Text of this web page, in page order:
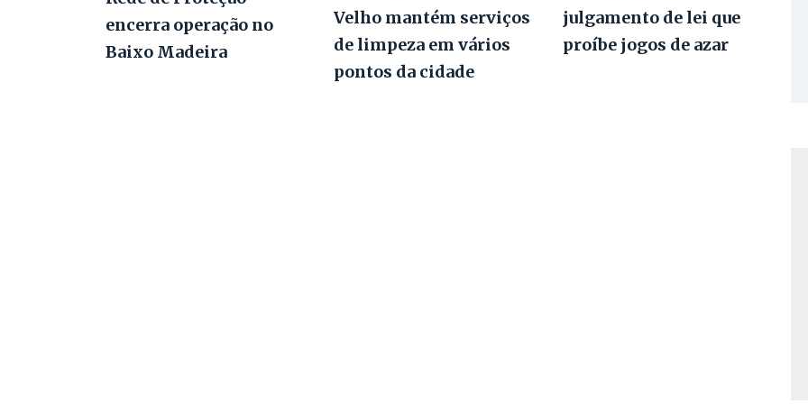
encerra operação no
Baixo Madeira
Velho mantém serviços
de limpeza em vários
pontos da cidade
julgamento de lei que
proíbe jogos de azar